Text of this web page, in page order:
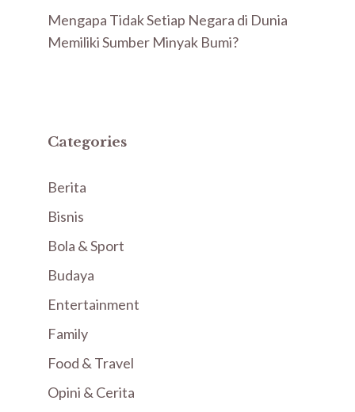
Mengapa Tidak Setiap Negara di Dunia
Memiliki Sumber Minyak Bumi?
Categories
Berita
Bisnis
Bola & Sport
Budaya
Entertainment
Family
Food & Travel
Opini & Cerita